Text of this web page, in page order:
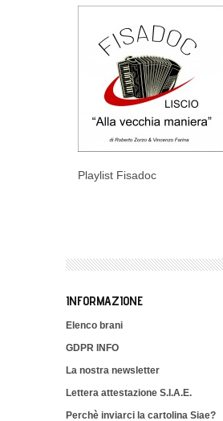
Playlist Fisadoc
INFORMAZIONE
Elenco brani
GDPR INFO
La nostra newsletter
Lettera attestazione S.I.A.E.
Perchè inviarci la cartolina Siae?